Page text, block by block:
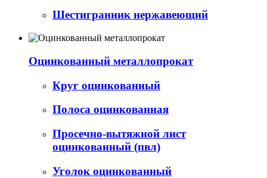
Шестигранник нержавеющий
Оцинкованный металлопрокат
Круг оцинкованный
Полоса оцинкованная
Просечно-вытяжной лист
оцинкованный (пвл)
Уголок оцинкованный